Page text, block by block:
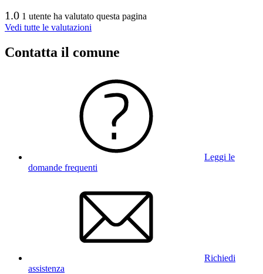
1.0 1 utente ha valutato questa pagina
Vedi tutte le valutazioni
Contatta il comune
Leggi le
domande frequenti
Richiedi
assistenza